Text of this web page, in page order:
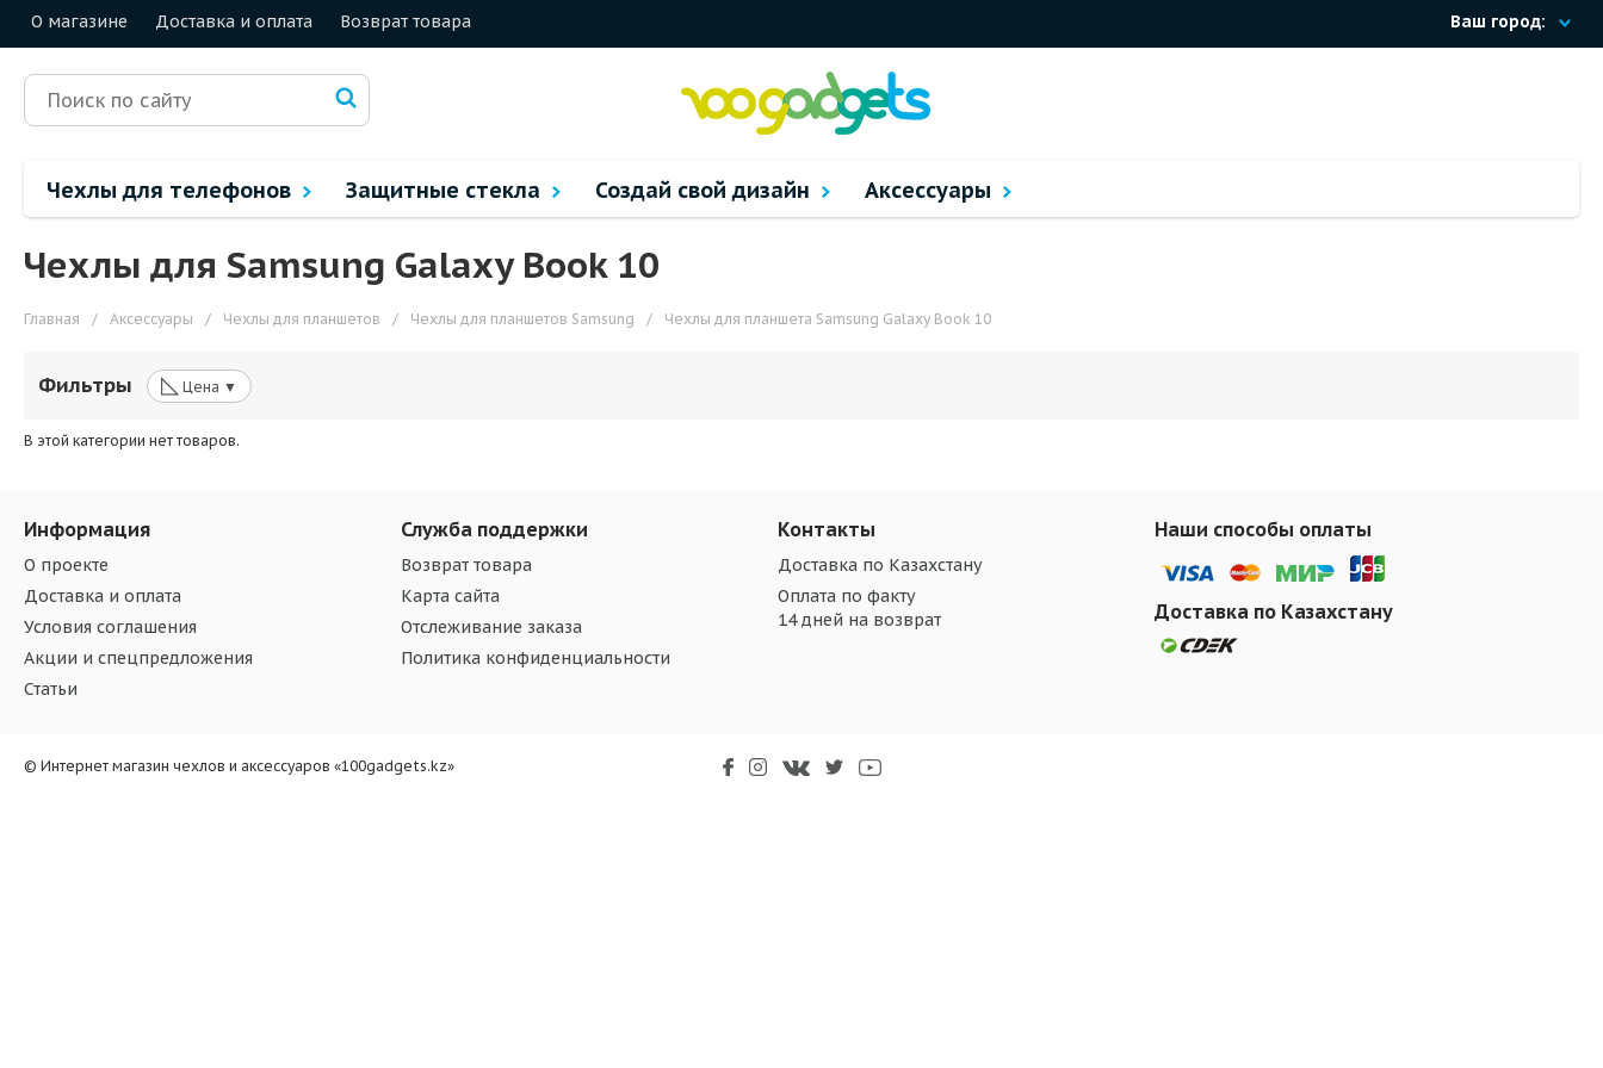
О магазине Доставка и оплата Возврат товара Ваш город:
Чехлы для телефонов Защитные стекла Создай свой дизайн Аксессуары
Чехлы для Samsung Galaxy Book 10
Главная / Аксессуары / Чехлы для планшетов / Чехлы для планшетов Samsung / Чехлы для планшета Samsung Galaxy Book 10
Фильтры ◺ Цена ▼
В этой категории нет товаров.
Информация
О проекте
Доставка и оплата
Условия соглашения
Акции и спецпредложения
Статьи
Служба поддержки
Возврат товара
Карта сайта
Отслеживание заказа
Политика конфиденциальности
Контакты
Доставка по Казахстану
Оплата по факту
14 дней на возврат
Наши способы оплаты
Доставка по Казахстану
© Интернет магазин чехлов и аксессуаров «100gadgets.kz»